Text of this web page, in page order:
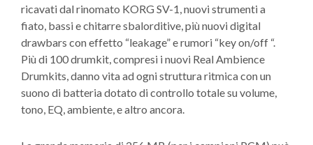
ricavati dal rinomato KORG SV-1, nuovi strumenti a
fiato, bassi e chitarre sbalorditive, più nuovi digital
drawbars con effetto “leakage” e rumori “key on/off “.
Più di 100 drumkit, compresi i nuovi Real Ambience
Drumkits, danno vita ad ogni struttura ritmica con un
suono di batteria dotato di controllo totale su volume,
tono, EQ, ambiente, e altro ancora.